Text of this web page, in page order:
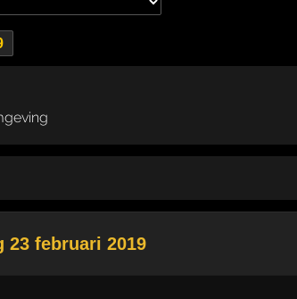
23 februari 2019